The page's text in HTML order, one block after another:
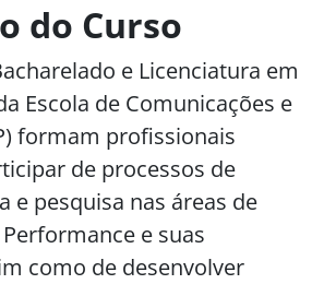
do Curso
e Licenciatura em
Escola de Comunicações e
formam profissionais
de processos de
e pesquisa nas áreas de
e suas
como de desenvolver